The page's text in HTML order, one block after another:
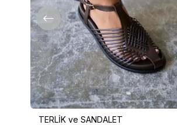
TERLİK ve SANDALET